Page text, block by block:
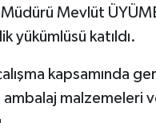
Mevlüt
yükümlüsü katıldı.
kapsamında
ambalaj malzemeleri